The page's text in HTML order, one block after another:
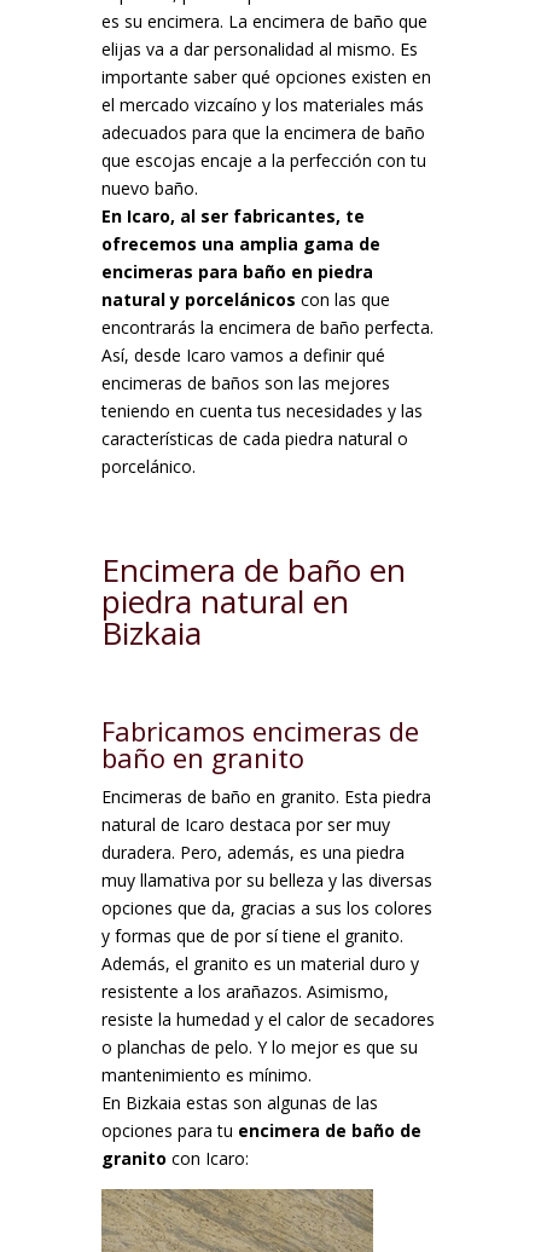
es su encimera. La encimera de baño que
elijas va a dar personalidad al mismo. Es
importante saber qué opciones existen en
el mercado vizcaíno y los materiales más
adecuados para que la encimera de baño
que escojas encaje a la perfección con tu
nuevo baño.
En Icaro, al ser fabricantes, te
ofrecemos una amplia gama de
encimeras para baño en piedra
natural y porcelánicos con las que
encontrarás la encimera de baño perfecta.
Así, desde Icaro vamos a definir qué
encimeras de baños son las mejores
teniendo en cuenta tus necesidades y las
características de cada piedra natural o
porcelánico.
Encimera de baño en
piedra natural en
Bizkaia
Fabricamos encimeras de
baño en granito
Encimeras de baño en granito. Esta piedra
natural de Icaro destaca por ser muy
duradera. Pero, además, es una piedra
muy llamativa por su belleza y las diversas
opciones que da, gracias a sus los colores
y formas que de por sí tiene el granito.
Además, el granito es un material duro y
resistente a los arañazos. Asimismo,
resiste la humedad y el calor de secadores
o planchas de pelo. Y lo mejor es que su
mantenimiento es mínimo.
En Bizkaia estas son algunas de las
opciones para tu encimera de baño de
granito con Icaro: